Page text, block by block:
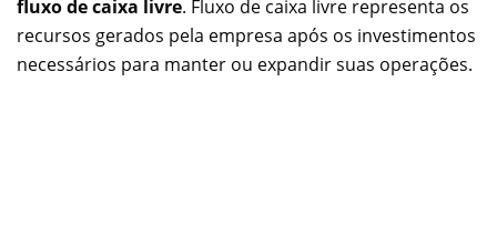
fluxo de caixa livre. Fluxo de caixa livre representa os
recursos gerados pela empresa após os investimentos
necessários para manter ou expandir suas operações.